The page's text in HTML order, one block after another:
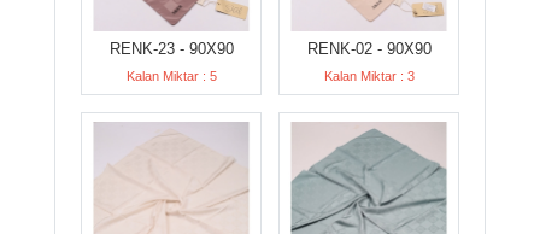
RENK-23 - 90X90
Kalan Miktar : 5
RENK-02 - 90X90
Kalan Miktar : 3